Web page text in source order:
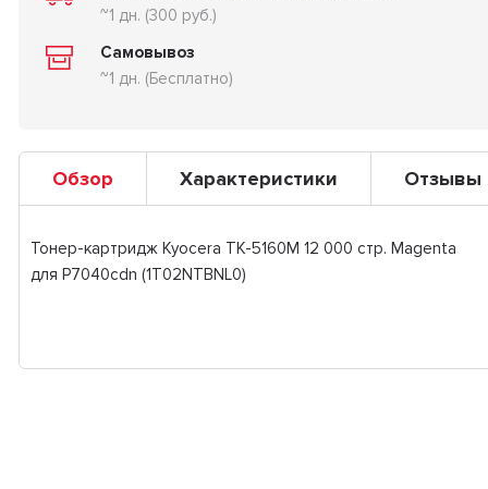
~1 дн. (300 руб.)
Самовывоз
~1 дн. (Бесплатно)
Обзор Характеристики Отзывы
Тонер-картридж Kyocera TK-5160M 12 000 стр. Magenta
для P7040cdn (1T02NTBNL0)